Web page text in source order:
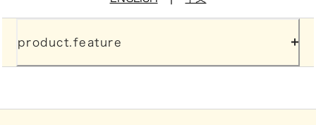
product.feature